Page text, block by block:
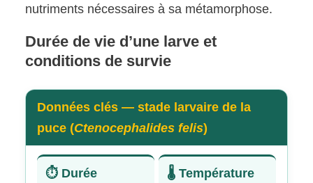
nutriments nécessaires à sa métamorphose.
Durée de vie d’une larve et
conditions de survie
Données clés — stade larvaire de la
puce (Ctenocephalides felis)
⏱️ Durée
🌡️ Température